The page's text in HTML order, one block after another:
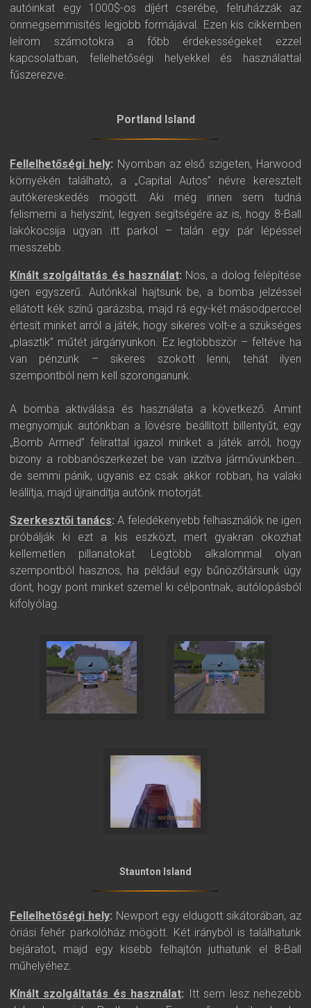
autóinkat egy 1000$-os díjért cserébe, felruházzák az
önmegsemmisítés legjobb formájával. Ezen kis cikkemben
leírom számotokra a főbb érdekességeket ezzel
kapcsolatban, fellelhetőségi helyekkel és használattal
fűszerezve.
Portland Island
Fellelhetőségi hely: Nyomban az első szigeten, Harwood
környékén található, a „Capital Autos” névre keresztelt
autókereskedés mögött. Aki még innen sem tudná
felismerni a helyszínt, legyen segítségére az is, hogy 8-Ball
lakókocsija ugyan itt parkol – talán egy pár lépéssel
messzebb.
Kínált szolgáltatás és használat: Nos, a dolog felépítése
igen egyszerű. Autónkkal hajtsunk be, a bomba jelzéssel
ellátott kék színű garázsba, majd rá egy-két másodperccel
értesít minket arról a játék, hogy sikeres volt-e a szükséges
„plasztik” műtét járgányunkon. Ez legtöbbször – feltéve ha
van pénzünk – sikeres szokott lenni, tehát ilyen
szempontból nem kell szoronganunk.
A bomba aktiválása és használata a következő. Amint
megnyomjuk autónkban a lövésre beállított billentyűt, egy
„Bomb Armed” felirattal igazol minket a játék arról, hogy
bizony a robbanószerkezet be van izzítva járművünkben…
de semmi pánik, ugyanis ez csak akkor robban, ha valaki
leállítja, majd újraindítja autónk motorját.
Szerkesztői tanács: A feledékenyebb felhasználók ne igen
próbálják ki ezt a kis eszközt, mert gyakran okozhat
kellemetlen pillanatokat. Legtöbb alkalommal olyan
szempontból hasznos, ha például egy bűnözőtársunk úgy
dönt, hogy pont minket szemel ki célpontnak, autólopásból
kifolyólag.
Staunton Island
Fellelhetőségi hely: Newport egy eldugott sikátorában, az
óriási fehér parkolóház mögött. Két irányból is találhatunk
bejáratot, majd egy kisebb felhajtón juthatunk el 8-Ball
műhelyéhez.
Kínált szolgáltatás és használat: Itt sem lesz nehezebb